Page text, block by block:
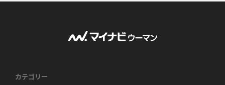
カテゴリー